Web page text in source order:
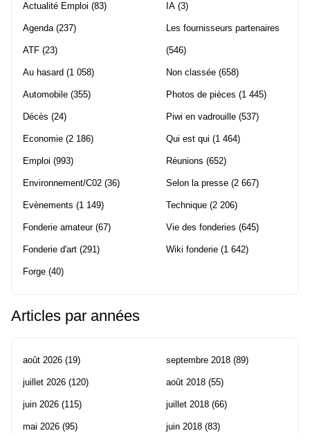
Actualité Emploi (83)
Agenda(237)
ATF (23)
Au hasard (1 058)
Automobile (355)
Décès (24)
Economie (2 186)
Emploi (993)
Environnement/C02 (36)
Evènements (1 149)
Fonderie amateur(67)
Fonderie d'art (291)
Forge (40)
IA (3)
Les fournisseurs partenaires
(546)
Non classée (658)
Photos de pièces (1 445)
Piwi en vadrouille (537)
Qui est qui (1 464)
Réunions (652)
Selon la presse (2 667)
Technique (2 206)
Vie des fonderies (645)
Wiki fonderie (1 642)
Articles par années
août 2026 (19)
juillet 2026 (120)
juin 2026 (115)
mai 2026 (95)
septembre 2018 (89)
août 2018 (55)
juillet 2018 (66)
juin 2018 (83)